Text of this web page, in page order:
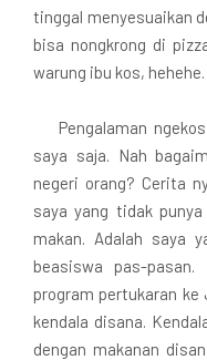
tinggal menyesuaikan
bisa nongkrong di
warung ibu kos, hehehe.
Pengalaman
saya saja. Nah
negeri orang? Cerita
saya yang tidak
makan. Adalah saya
beasiswa pas-
program pertukaran
kendala disana.
dengan makanan